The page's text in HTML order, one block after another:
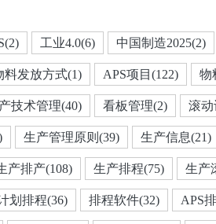
工业4.0(6) 中国制造2025(2)
料发放方式(1) APS项目(122) 物
技术管理(40) 看板管理(2) 滚动
生产管理原则(39) 生产信息(21)
产排产(108) 生产排程(75) 生产
划排程(36) 排程软件(32) APS